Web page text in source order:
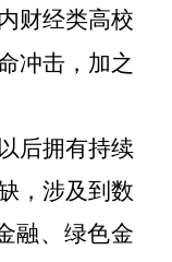
财经类高校
冲击，加之
后拥有持续
，涉及到数
融、绿色金